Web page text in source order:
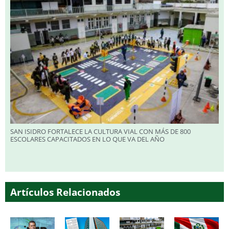
SAN ISIDRO FORTALECE LA CULTURA VIAL CON MÁS DE 800
ESCOLARES CAPACITADOS EN LO QUE VA DEL AÑO
Artículos Relacionados